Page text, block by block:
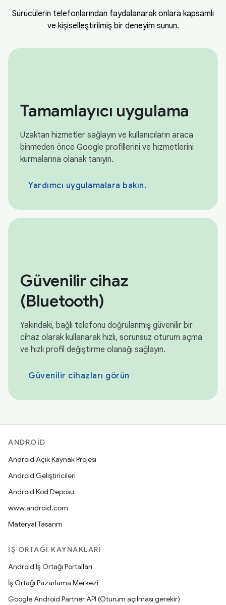
Sürücülerin telefonlarından faydalanarak onlara kapsamlı
ve kişiselleştirilmiş bir deneyim sunun.
Tamamlayıcı uygulama
Uzaktan hizmetler sağlayın ve kullanıcıların araca
binmeden önce Google profillerini ve hizmetlerini
kurmalarına olanak tanıyın.
Yardımcı uygulamalara bakın.
Güvenilir cihaz
(Bluetooth)
Yakındaki, bağlı telefonu doğrulanmış güvenilir bir
cihaz olarak kullanarak hızlı, sorunsuz oturum açma
ve hızlı profil değiştirme olanağı sağlayın.
Güvenilir cihazları görün
ANDROID
Android Açık Kaynak Projesi
Android Geliştiricileri
Android Kod Deposu
www.android.com
Materyal Tasarım
İŞ ORTAĞI KAYNAKLARI
Android İş Ortağı Portalları
İş Ortağı Pazarlama Merkezi
Google Android Partner API (Oturum açılması gerekir)